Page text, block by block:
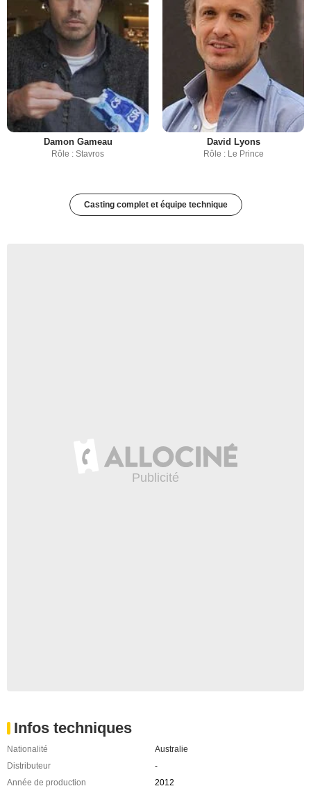
Damon Gameau
Rôle : Stavros
David Lyons
Rôle : Le Prince
Casting complet et équipe technique
Infos techniques
Nationalité
Australie
Distributeur
-
Année de production
2012